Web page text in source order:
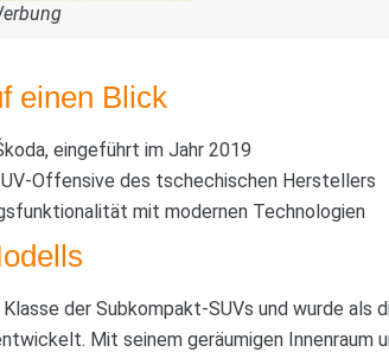
einen Blick
eingeführt im Jahr 2019
Offensive des tschechischen Herstellers
mit modernen Technologien
der Subkompakt-SUVs und wurde als
Mit seinem geräumigen Innenraum